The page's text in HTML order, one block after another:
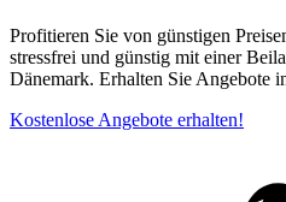
Profitieren Sie von günstigen
stressfrei und günstig mit einer
Dänemark. Erhalten Sie Angebote
Kostenlose Angebote erhalten!